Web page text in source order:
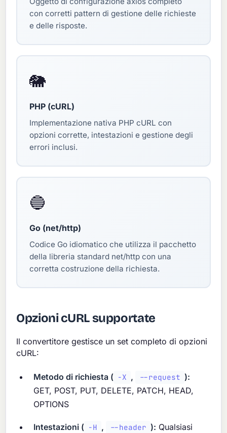
con corretti pattern di gestione delle richieste
e delle risposte.
🐘
PHP (cURL)
Implementazione nativa PHP cURL con
opzioni corrette, intestazioni e gestione degli
errori inclusi.
🔵
Go (net/http)
Codice Go idiomatico che utilizza il pacchetto
della libreria standard net/http con una
corretta costruzione della richiesta.
Opzioni cURL supportate
Il convertitore gestisce un set completo di opzioni
cURL:
Metodo di richiesta ( -X , --request ):
GET, POST, PUT, DELETE, PATCH, HEAD,
OPTIONS
Intestazioni ( -H , --header ): Qualsiasi